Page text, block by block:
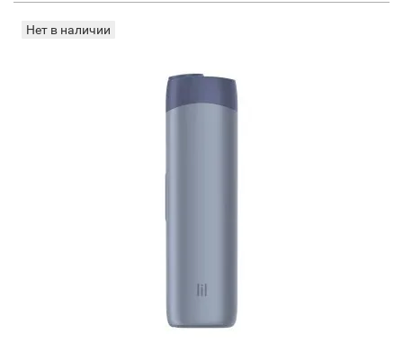
Нет в наличии